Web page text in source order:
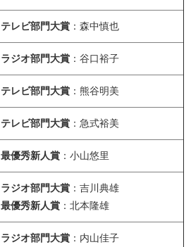
テレビ部門大賞 ：森中慎也
ラジオ部門大賞 ：谷口裕子
テレビ部門大賞 ：熊谷明美
テレビ部門大賞 ：急式裕美
最優秀新人賞 ：小山悠里
ラジオ部門大賞 ：吉川典雄
最優秀新人賞 ：北本隆雄
ラジオ部門大賞 ：内山佳子